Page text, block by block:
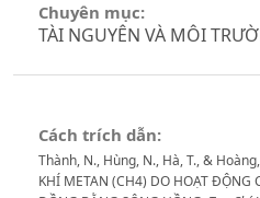
Chuyên mục:
TÀI NGUYÊN VÀ MÔI
Cách trích dẫn:
Thành, N., Hùng, N., Hà, T., &
KHÍ METAN (CH4) DO HOẠT ĐỘNG